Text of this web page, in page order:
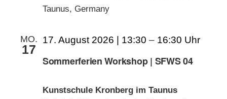
Taunus, Germany
MO.
17
Sommerferien Workshop | SFWS 04
17. August 2026 | 13:30 – 16:30
Kunstschule Kronberg im Taunus